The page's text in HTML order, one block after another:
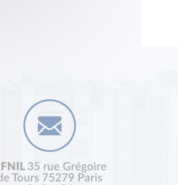
35 rue Grégoire
Tours 75279 Paris